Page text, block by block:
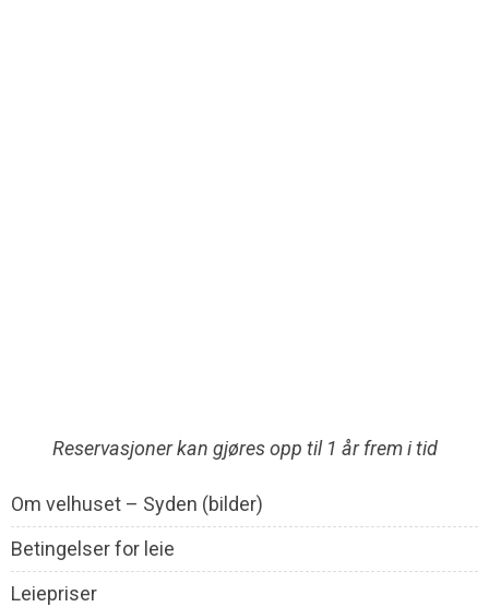
Reservasjoner kan gjøres opp til 1 år frem i tid
Om velhuset – Syden (bilder)
Betingelser for leie
Leiepriser